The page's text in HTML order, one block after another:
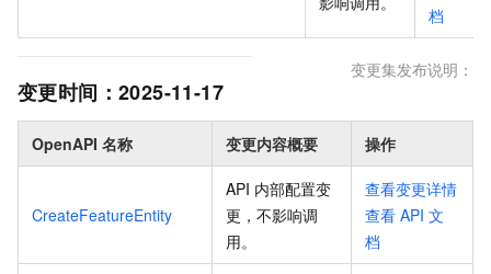
档
变更时间： 2025-11-17
变更集发布说明：
OpenAPI 名称 变更内容概要 操作
CreateFeatureEntity
API 内部配置变
更，不影响调
用。
查看变更详情
查看 API 文
档